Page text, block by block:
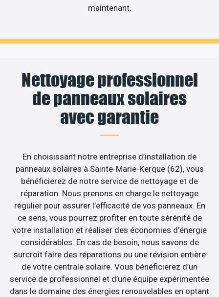
maintenant.
Nettoyage professionnel
de panneaux solaires
avec garantie
En choisissant notre entreprise d’installation de
panneaux solaires à Sainte-Marie-Kerque (62), vous
bénéficierez de notre service de nettoyage et de
réparation. Nous prenons en charge le nettoyage
régulier pour assurer l’efficacité de vos panneaux. En
ce sens, vous pourrez profiter en toute sérénité de
votre installation et réaliser des économies d’énergie
considérables. En cas de besoin, nous savons de
surcroît faire des réparations ou une révision entière
de votre centrale solaire. Vous bénéficierez d’un
service de professionnel et d’une équipe expérimentée
dans le domaine des énergies renouvelables en optant